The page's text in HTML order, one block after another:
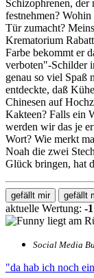
Schizophrenen, der
festnehmen?
Tür zumacht?
Krematorium
Farbe bekommt er
verboten"-Schilder
genau so viel Spaß
entdeckte, daß
Chinesen auf
Kakteen? Falls ein
werden wir das je
Wort? Wie merkt
Noah die zwei
Glück bringen, hat
gefällt mir gefällt
aktuelle Wertung: -1
Social Media
"da hab ich noch